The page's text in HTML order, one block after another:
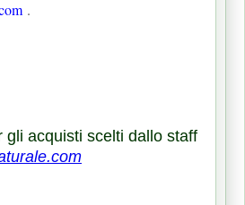
.
gli acquisti scelti dallo staff